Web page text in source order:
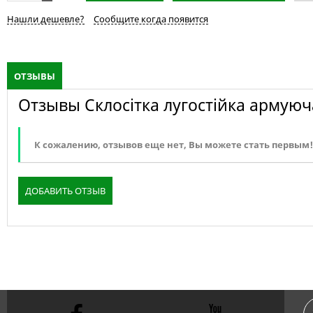
Нашли дешевле? Сообщите когда появится
ОТЗЫВЫ
Отзывы Склосітка лугостійка
К сожалению, отзывов еще нет, Вы можете стать первым!
ДОБАВИТЬ ОТЗЫВ